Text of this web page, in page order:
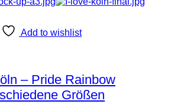
Add to wishlist
– Pride Rainbow
Größen